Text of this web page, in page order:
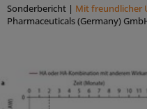
Sonderbericht | Mit freundlicher
Pharmaceuticals (Germany)